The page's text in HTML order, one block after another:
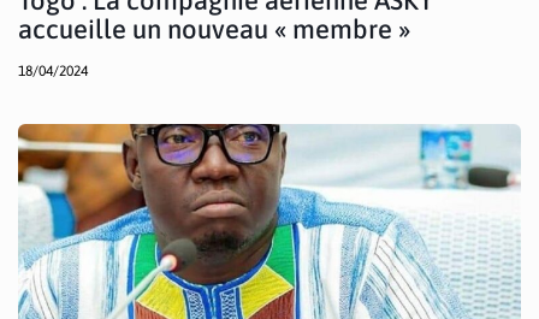
accueille un nouveau « membre »
18/04/2024